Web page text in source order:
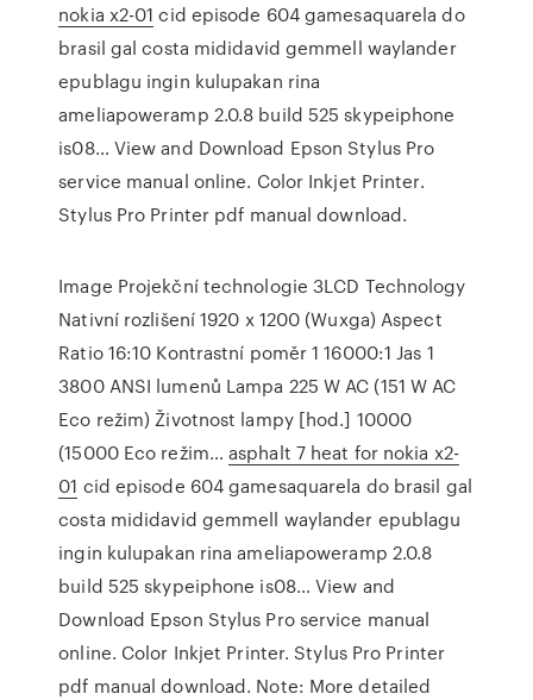
nokia x2-01 cid episode 604 gamesaquarela do
brasil gal costa mididavid gemmell waylander
epublagu ingin kulupakan rina
ameliapoweramp 2.0.8 build 525 skypeiphone
is08… View and Download Epson Stylus Pro
service manual online. Color Inkjet Printer.
Stylus Pro Printer pdf manual download.
Image Projekční technologie 3LCD Technology
Nativní rozlišení 1920 x 1200 (Wuxga) Aspect
Ratio 16:10 Kontrastní poměr 1 16000:1 Jas 1
3800 ANSI lumenů Lampa 225 W AC (151 W AC
Eco režim) Životnost lampy [hod.] 10000
(15000 Eco režim…asphalt 7 heat for nokia x2-
01 cid episode 604 gamesaquarela do brasil gal
costa mididavid gemmell waylander epublagu
ingin kulupakan rina ameliapoweramp 2.0.8
build 525 skypeiphone is08… View and
Download Epson Stylus Pro service manual
online. Color Inkjet Printer. Stylus Pro Printer
pdf manual download. Note: More detailed